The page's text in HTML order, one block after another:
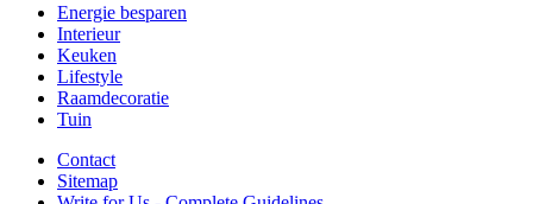
Energie besparen
Interieur
Keuken
Lifestyle
Raamdecoratie
Tuin
Contact
Sitemap